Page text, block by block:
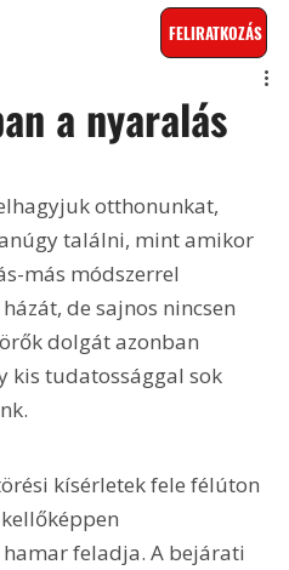
FELIRATKOZÁS
a nyaralás
otthonunkat,
találni, mint amikor
más módszerrel
de sajnos nincsen
dolgát azonban
kis tudatossággal sok
kísérletek fele félúton
feladja. A bejárati